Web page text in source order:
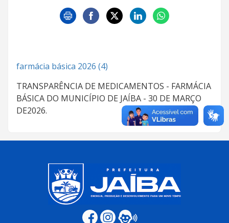
farmácia básica 2026 (4)
TRANSPARÊNCIA DE MEDICAMENTOS - FARMÁCIA
BÁSICA DO MUNICÍPIO DE JAÍBA - 30 DE MARÇO
DE2026.